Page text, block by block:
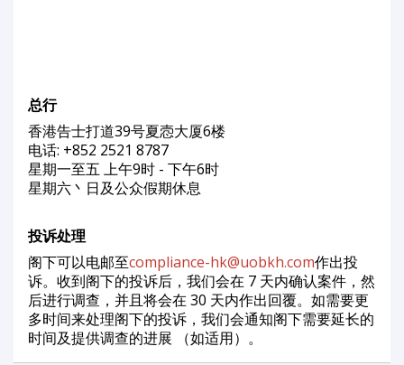
总行
香港告士打道39号夏悫大厦6楼
电话: +852 2521 8787
星期一至五 上午9时 - 下午6时
星期六丶日及公众假期休息
投诉处理
阁下可以电邮至compliance-hk@uobkh.com作出投
诉。收到阁下的投诉后，我们会在 7 天内确认案件，然
后进行调查，并且将会在 30 天内作出回覆。如需要更
多时间来处理阁下的投诉，我们会通知阁下需要延长的
时间及提供调查的进展 （如适用）。